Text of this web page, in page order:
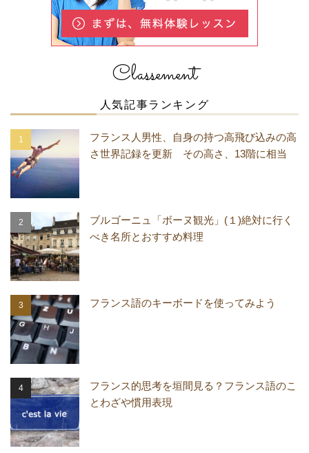
Classement
人気記事ランキング
フランス人男性、自身の持つ高飛び込みの高
さ世界記録を更新 その高さ、13階に相当
ブルゴーニュ「ボーヌ観光」(１)絶対に行く
べき名所とおすすめ料理
フランス語のキーボードを使ってみよう
フランス的思考を垣間見る？フランス語のこ
とわざや慣用表現